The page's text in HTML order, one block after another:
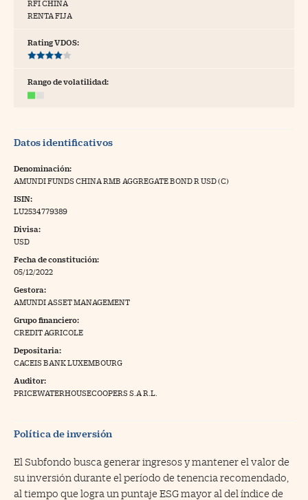
Pyme
Trading
a Cinco Días
RFI CHINA
RENTA FIJA
Rating VDOS:
Rango de volatilidad:
Datos identificativos
Denominación:
AMUNDI FUNDS CHINA RMB AGGREGATE BOND R USD (C)
ISIN:
LU2534779389
Divisa:
USD
Fecha de constitución:
05/12/2022
Gestora:
AMUNDI ASSET MANAGEMENT
Grupo financiero:
CREDIT AGRICOLE
Depositaria:
CACEIS BANK LUXEMBOURG
Auditor:
PRICEWATERHOUSECOOPERS S.A R.L.
Política de inversión
El Subfondo busca generar ingresos y mantener el valor de
su inversión durante el período de tenencia recomendado,
al tiempo que logra un puntaje ESG mayor al del índice de